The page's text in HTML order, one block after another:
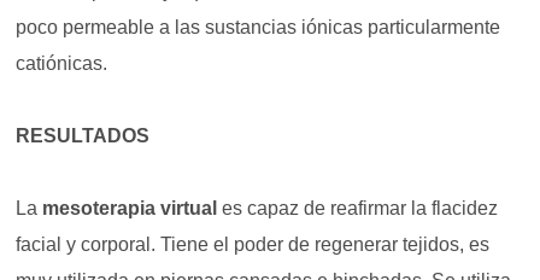
poco permeable a las sustancias iónicas particularmente
catiónicas.
RESULTADOS
La mesoterapia virtual es capaz de reafirmar la flacidez
facial y corporal. Tiene el poder de regenerar tejidos, es